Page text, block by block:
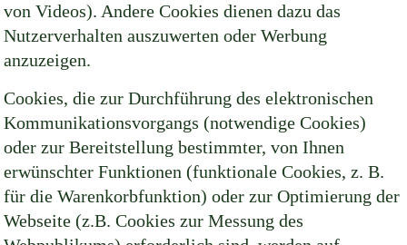
von Videos). Andere Cookies dienen dazu das
Nutzerverhalten auszuwerten oder Werbung
anzuzeigen.
Cookies, die zur Durchführung des elektronischen
Kommunikationsvorgangs (notwendige Cookies)
oder zur Bereitstellung bestimmter, von Ihnen
erwünschter Funktionen (funktionale Cookies, z. B.
für die Warenkorbfunktion) oder zur Optimierung der
Webseite (z.B. Cookies zur Messung des